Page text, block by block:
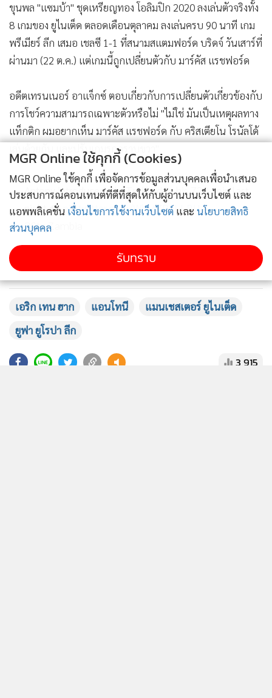
ขุนพล "แซมบ้า" ชุดเหรียญทอง โอลิมปิก 2020 ลงเล่นตัวจริงทั้ง
8 เกมของ ยูไนเต็ด ตลอดเดือนตุลาคม ลงเล่นครบ 90 นาที เกม
พรีเมียร์ ลีก เสมอ เชลซี 1-1 ที่สนามสแตมฟอร์ด บริดจ์ วันเสาร์ที่
ผ่านมา (22 ต.ค.) แต่เกมนี้ถูกเปลี่ยนตัวกับ มาร์คัส แรชฟอร์ด
อดีตเทรนเนอร์ อาแจ็กซ์ ตอบเกี่ยวกับการเปลี่ยนตัวเกี่ยวข้องกับ
การโชว์ความสามารถเฉพาะตัวหรือไม่ "ไม่ใช่ มันเป็นเหตุผลทาง
แท็กติก ผมอยากเห็น มาร์คัส แรชฟอร์ด กับ คริสเตียโน โรนัลโด้
เล่นด้วยกัน และปรับเกมรุกกราบขวา"
Antony introduced Old Trafford to his 720-spin last
night 🌪️pic.twitter.com/WhM7DeLLBU—
DStv_Zambia
October 28, 2022
เอริก เทน ฮาก แอนโทนี
แมนเชสเตอร์ ยูไนเต็ด
ยูฟา ยูโรปา ลีก
3,915
MGR Online ใช้คุกกี้ (Cookies)
MGR Online ใช้คุกกี้ เพื่อจัดการข้อมูลส่วนบุคคลเพื่อนำเสนอ
ประสบการณ์คอนเทนต์ที่ดีที่สุดให้กับผู้อ่านบนเว็บไซต์ และ
แอพพลิเคชั่น เงื่อนไขการใช้งานเว็บไซต์ และ นโยบายสิทธิ
ส่วนบุคคล
รับทราบ